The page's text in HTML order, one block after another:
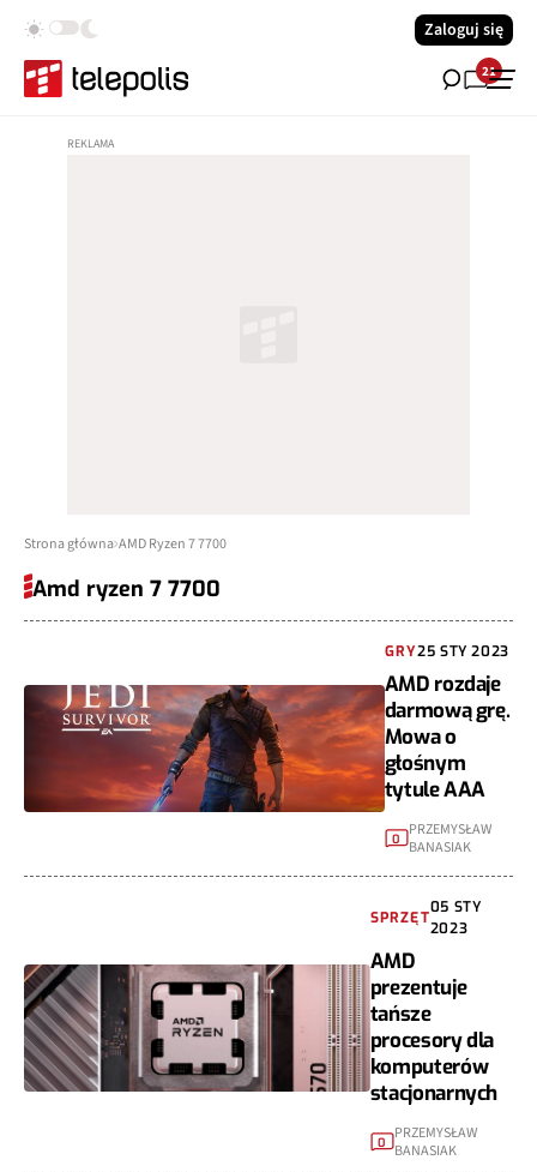
Zaloguj się
21
Strona główna AMD Ryzen 7 7700
Amd ryzen 7 7700
GRY25 STY 2023
AMD rozdaje
darmową grę.
Mowa o
głośnym
tytule AAA
0 PRZEMYSŁAW
BANASIAK
SPRZĘT
05 STY
2023
AMD
prezentuje
tańsze
procesory dla
komputerów
stacjonarnych
0 PRZEMYSŁAW
BANASIAK